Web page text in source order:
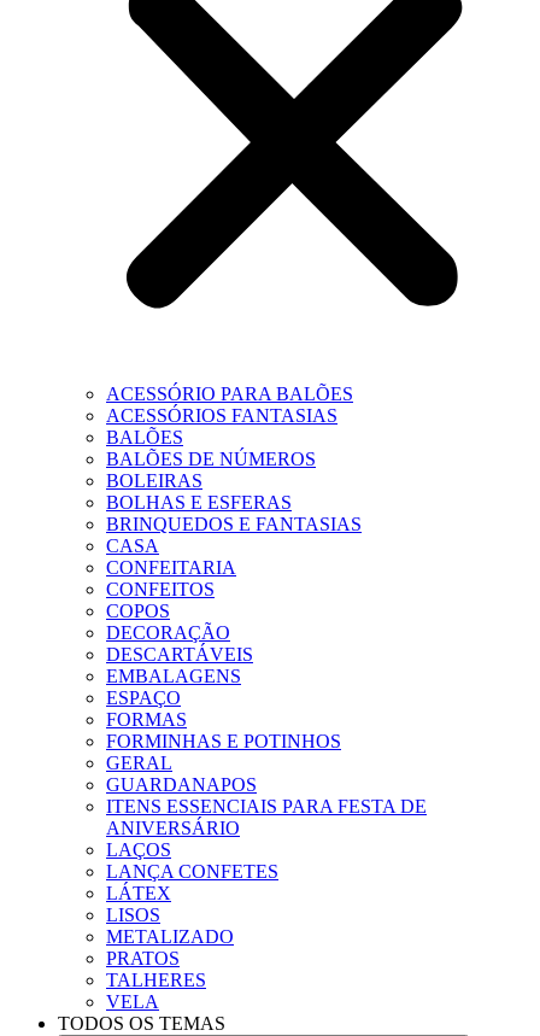
ACESSÓRIO PARA BALÕES
ACESSÓRIOS FANTASIAS
BALÕES
BALÕES DE NÚMEROS
BOLEIRAS
BOLHAS E ESFERAS
BRINQUEDOS E FANTASIAS
CASA
CONFEITARIA
CONFEITOS
COPOS
DECORAÇÃO
DESCARTÁVEIS
EMBALAGENS
ESPAÇO
FORMAS
FORMINHAS E POTINHOS
GERAL
GUARDANAPOS
ITENS ESSENCIAIS PARA FESTA DE
ANIVERSÁRIO
LAÇOS
LANÇA CONFETES
LÁTEX
LISOS
METALIZADO
PRATOS
TALHERES
VELA
TODOS OS TEMAS